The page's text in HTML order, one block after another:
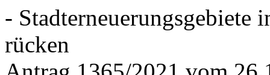
- Stadterneuerungsgebiete
rücken